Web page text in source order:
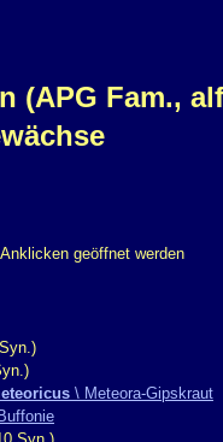
(APG Fam.,
geöffnet werden
\ Meteora-Gipskraut